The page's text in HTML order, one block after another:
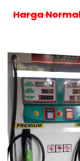
Harga